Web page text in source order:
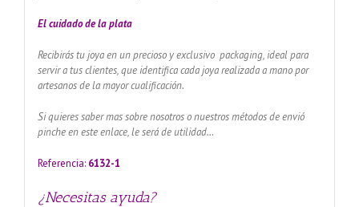
El cuidado dela plata
Recibirás tu joya en un precioso y exclusivo packaging, ideal para
servir a tus clientes, que identifica cada joya realizada a mano por
artesanos de la mayor cualificación.
Si quieres saber mas sobre nosotros o nuestros métodos de envió
pinche en este enlace, le será de utilidad…
Referencia: 6132-1
¿Necesitas ayuda?